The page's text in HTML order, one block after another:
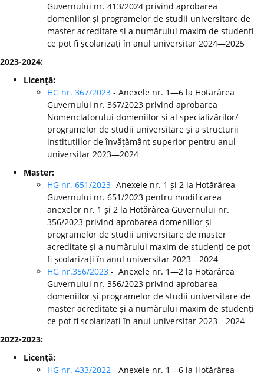
Guvernului nr. 413/2024 privind aprobarea
domeniilor și programelor de studii universitare de
master acreditate și a numărului maxim de studenți
ce pot fi școlarizați în anul universitar 2024—2025
2023-2024:
Licenţă:
HG nr. 367/2023 - Anexele nr. 1—6 la Hotărârea
Guvernului nr. 367/2023 privind aprobarea
Nomenclatorului domeniilor și al specializărilor/
programelor de studii universitare și a structurii
instituțiilor de învățământ superior pentru anul
universitar 2023—2024
Master:
HG nr. 651/2023- Anexele nr. 1 și 2 la Hotărârea
Guvernului nr. 651/2023 pentru modificarea
anexelor nr. 1 și 2 la Hotărârea Guvernului nr.
356/2023 privind aprobarea domeniilor și
programelor de studii universitare de master
acreditate și a numărului maxim de studenți ce pot
fi școlarizați în anul universitar 2023—2024
HG nr.356/2023 - Anexele nr. 1—2 la Hotărârea
Guvernului nr. 356/2023 privind aprobarea
domeniilor și programelor de studii universitare de
master acreditate și a numărului maxim de studenți
ce pot fi școlarizați în anul universitar 2023—2024
2022-2023:
Licenţă:
HG nr. 433/2022 - Anexele nr. 1—6 la Hotărârea